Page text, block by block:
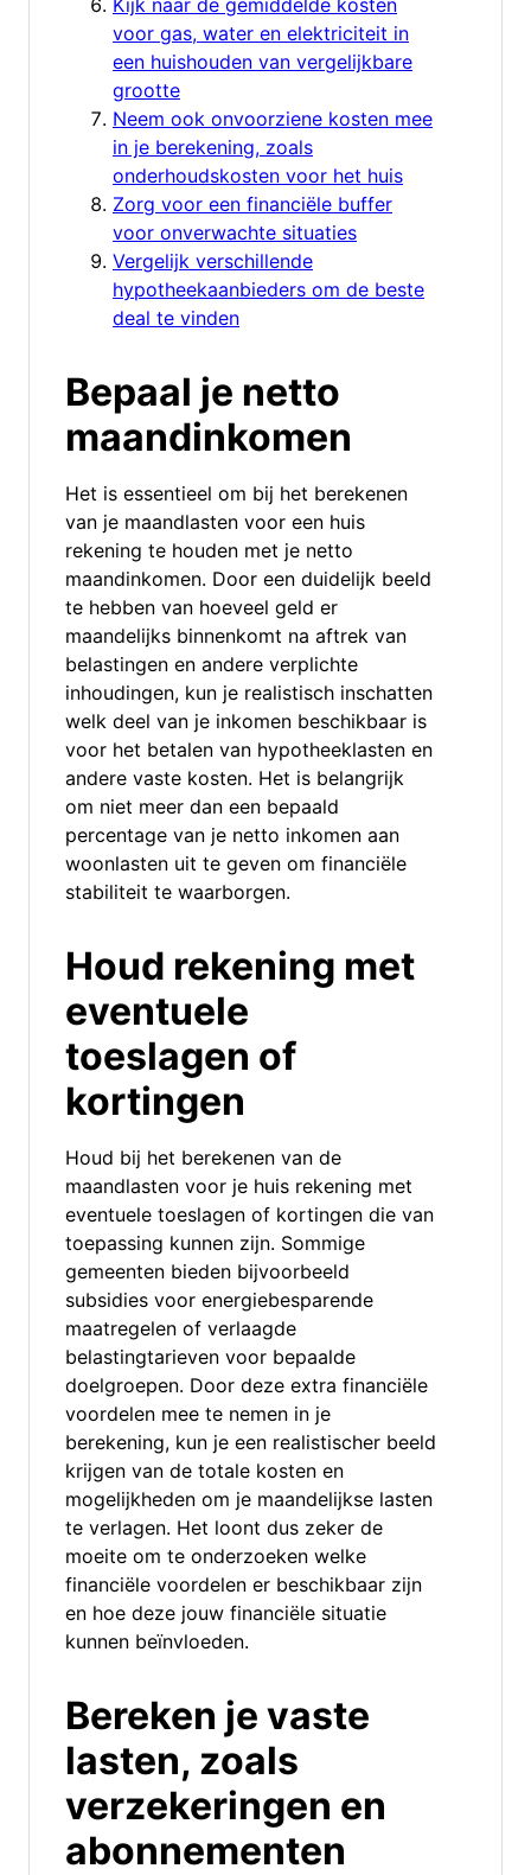
voor gas, water en elektriciteit in
een huishouden van vergelijkbare
grootte
Neem ook onvoorziene kosten mee
in je berekening, zoals
onderhoudskosten voor het huis
Zorg voor een financiële buffer
voor onverwachte situaties
Vergelijk verschillende
hypotheekaanbieders om de beste
deal te vinden
Bepaal je netto
maandinkomen
Het is essentieel om bij het berekenen
van je maandlasten voor een huis
rekening te houden met je netto
maandinkomen. Door een duidelijk beeld
te hebben van hoeveel geld er
maandelijks binnenkomt na aftrek van
belastingen en andere verplichte
inhoudingen, kun je realistisch inschatten
welk deel van je inkomen beschikbaar is
voor het betalen van hypotheeklasten en
andere vaste kosten. Het is belangrijk
om niet meer dan een bepaald
percentage van je netto inkomen aan
woonlasten uit te geven om financiële
stabiliteit te waarborgen.
Houd rekening met
eventuele
toeslagen of
kortingen
Houd bij het berekenen van de
maandlasten voor je huis rekening met
eventuele toeslagen of kortingen die van
toepassing kunnen zijn. Sommige
gemeenten bieden bijvoorbeeld
subsidies voor energiebesparende
maatregelen of verlaagde
belastingtarieven voor bepaalde
doelgroepen. Door deze extra financiële
voordelen mee te nemen in je
berekening, kun je een realistischer beeld
krijgen van de totale kosten en
mogelijkheden om je maandelijkse lasten
te verlagen. Het loont dus zeker de
moeite om te onderzoeken welke
financiële voordelen er beschikbaar zijn
en hoe deze jouw financiële situatie
kunnen beïnvloeden.
Bereken je vaste
lasten, zoals
verzekeringen en
abonnementen